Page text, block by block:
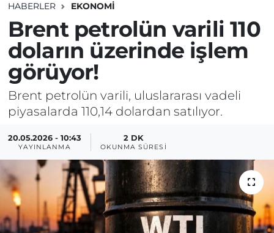
HABERLER EKONOMİ
Brent petrolün varili 110
doların üzerinde işlem
görüyor!
Brent petrolün varili, uluslararası vadeli
piyasalarda 110,14 dolardan satılıyor.
20.05.2026 - 10:43
YAYINLANMA
2 DK
OKUNMA SÜRESI
EĞİTİM
ÖZEL HABER
Süper Lig Puan Durumu ve Fikstür
Tüm Manşetler
Son Dakika Haberleri
Haber Arşivi